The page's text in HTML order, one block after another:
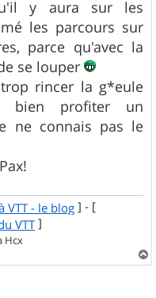
y aura sur les
les parcours sur
parce qu'avec la
se louper
rincer la g*eule
bien profiter un
ne connais pas le
VTT - le blog ] - [
VTT]
Hcx
a